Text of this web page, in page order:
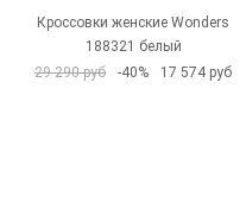
Кроссовки женские Wonders
188321 белый
29 290 руб
-40% 17 574 руб